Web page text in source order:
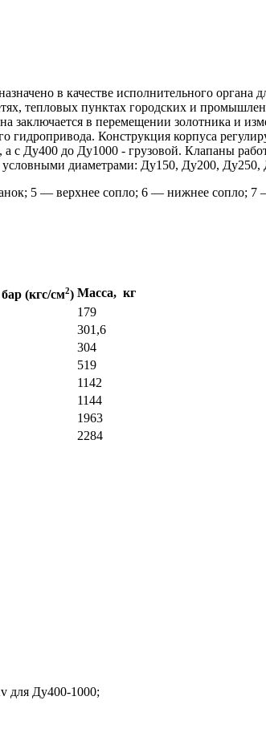
в качестве исполнительного органа
тепловых пунктах городских и
заключается в перемещении золотника и
Конструкция корпуса
Ду400 до Ду1000 - грузовой. Клапаны
диаметрами: Ду150, Ду200,
5 — верхнее сопло; 6 — нижнее сопло; 7
(кгс/см2) Масса, кг
179
301,6
304
519
1142
1144
1963
2284
для Ду400-1000;